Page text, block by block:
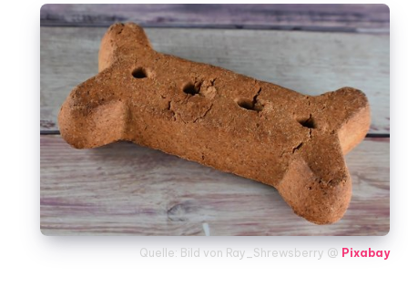
Quelle: Bild von Ray_Shrewsberry @ Pixabay